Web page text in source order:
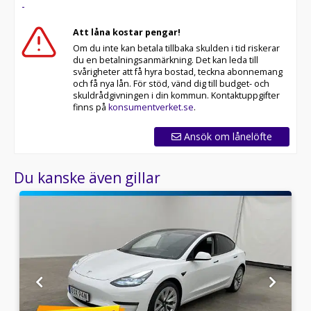
* Våra bilar är testade på över 100 punkter
* Kvalitetssäkrade bilar
Telefontider:
Besökstider i butik:
RIDDERMARK BIL TRYGGHETSPAKET:
60 månaders garanti och komplettera med extra
hjuluppsättningar till bra priser. Gör ditt bilköp tryggt
Med korta lagertider försvinner våra bilar snabbt! Ring
oss idag för att reservera din bil: 08-572 142 40. Vi
erbjuder även skräddarsydd finansiering och 14 dagars
fri försäkring från Folksam.
Se hur vi genomför våra tester här:
Välkomna!
-
Att låna kostar pengar!
Om du inte kan betala tillbaka skulden i tid riskerar
du en betalningsanmärkning. Det kan leda till
svårigheter att få hyra bostad, teckna abonnemang
och få nya lån. För stöd, vänd dig till budget- och
skuldrådgivningen i din kommun. Kontaktuppgifter
finns på konsumentverket.se.
Ansök om lånelöfte
Du kanske även gillar